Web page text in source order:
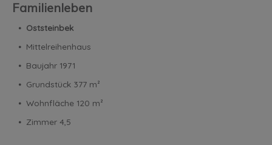
Familienleben
⦁ Oststeinbek
⦁ Mittelreihenhaus
⦁ Baujahr 1971
⦁ Grundstück 377 m²
⦁ Wohnfläche 120 m²
⦁ Zimmer 4,5